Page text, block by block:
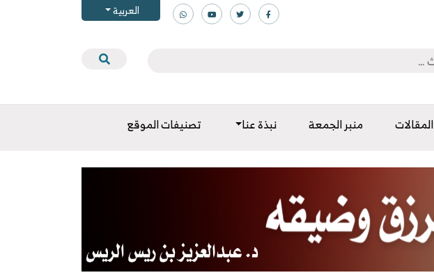
العربية
المقالات منبر الجمعة نبذة عنا تصنيفات الموقع